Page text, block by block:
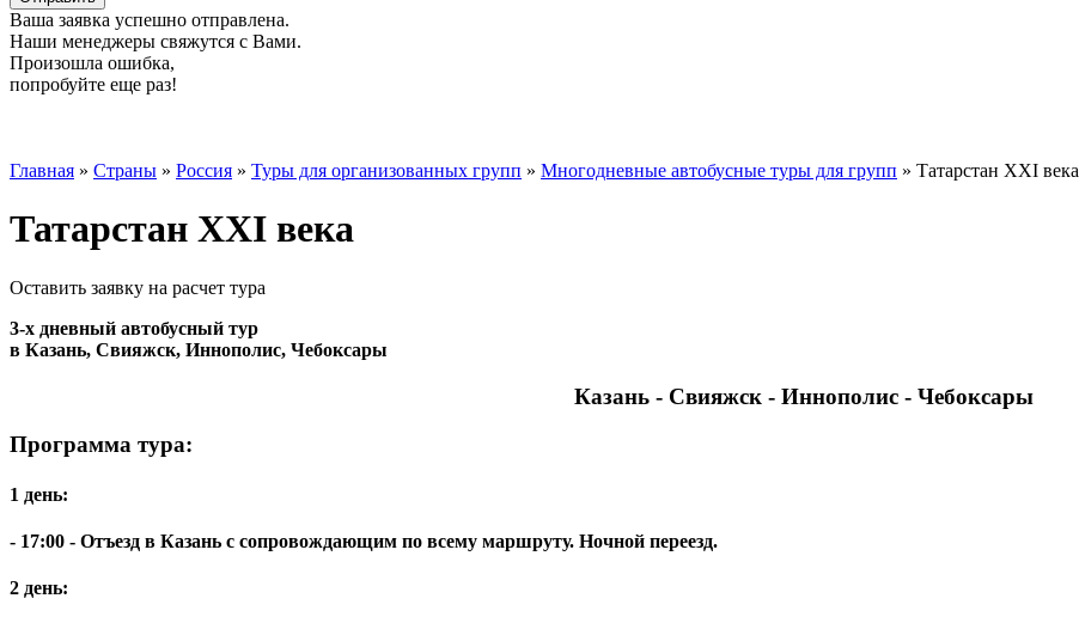
Ваша заявка успешно отправлена.
Наши менеджеры свяжутся с Вами.
Произошла ошибка,
попробуйте еще раз!
Главная » Страны » Россия » Туры для организованных групп » Многодневные автобусные туры для групп » Татарстан XXI века
Татарстан XXI века
Оставить заявку на расчет тура
3-х дневный автобусный тур
в Казань, Свияжск, Иннополис, Чебоксары
Казань - Свияжск - Иннополис - Чебоксары
Программа тура:
1 день:
- 17:00 - Отъезд в Казань с сопровождающим по всему маршруту. Ночной переезд.
2 день: